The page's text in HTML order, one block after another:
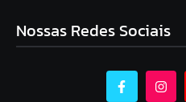
Nossas Redes Sociais